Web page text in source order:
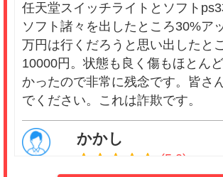
任天堂スイッチライトとソフト
ソフト諸々を出したところ30%ア
万円は行くだろうと思い出したと
10000円。状態も良く傷もほとん
かったので非常に残念です。皆さ
でください。これは詐欺です。
かかし
(5.0)